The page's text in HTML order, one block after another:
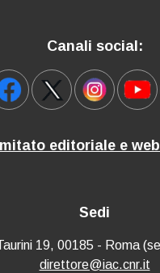
Canali social:
editoriale e
Sedi
19, 00185 - Roma
direttore@iac.cnr.it